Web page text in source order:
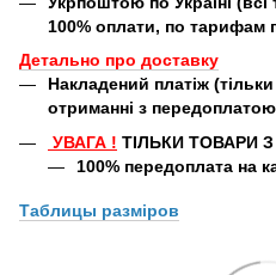
100% оплати, по тарифам
Детально про доставку
Накладений платіж
отриманні з
УВАГА ! ТІЛЬКИ ТОВАРИ З
100% передоплата на
Таблицы разміров